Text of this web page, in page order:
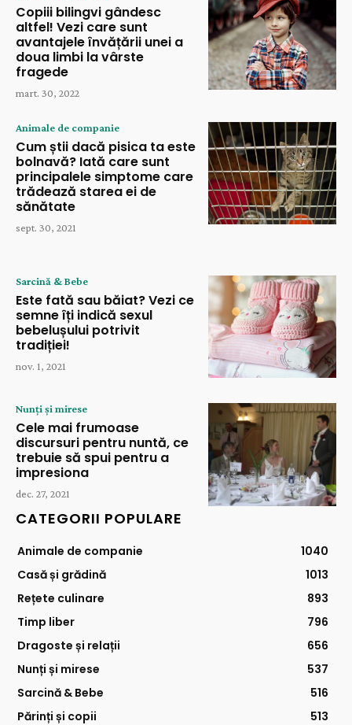
Copiii bilingvi gândesc
altfel! Vezi care sunt
avantajele învățării unei a
doua limbi la vârste
fragede
mart. 30, 2022
Animale de companie
Cum știi dacă pisica ta este
bolnavă? Iată care sunt
principalele simptome care
trădează starea ei de
sănătate
sept. 30, 2021
Sarcină & Bebe
Este fată sau băiat? Vezi ce
semne îți indică sexul
bebelușului potrivit
tradiției!
nov. 1, 2021
Nunți și mirese
Cele mai frumoase
discursuri pentru nuntă, ce
trebuie să spui pentru a
impresiona
dec. 27, 2021
CATEGORII POPULARE
Animale de companie
1040
Casă și grădină
1013
Rețete culinare
893
Timp liber
796
Dragoste și relații
656
Nunți și mirese
537
Sarcină & Bebe
516
Părinți și copii
513